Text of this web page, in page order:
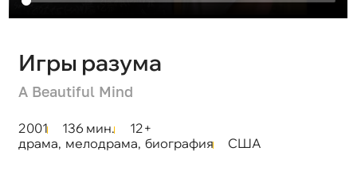
Игры разума
A Beautiful Mind
2001 136 мин.
12+
драма, мелодрама, биография США